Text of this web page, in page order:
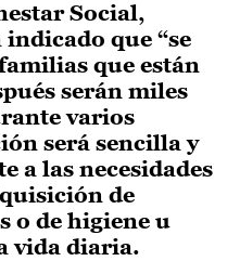
Social,
que “se
que están
serán miles
varios
será sencilla y
a las necesidades
de
o de higiene u
vida diaria.